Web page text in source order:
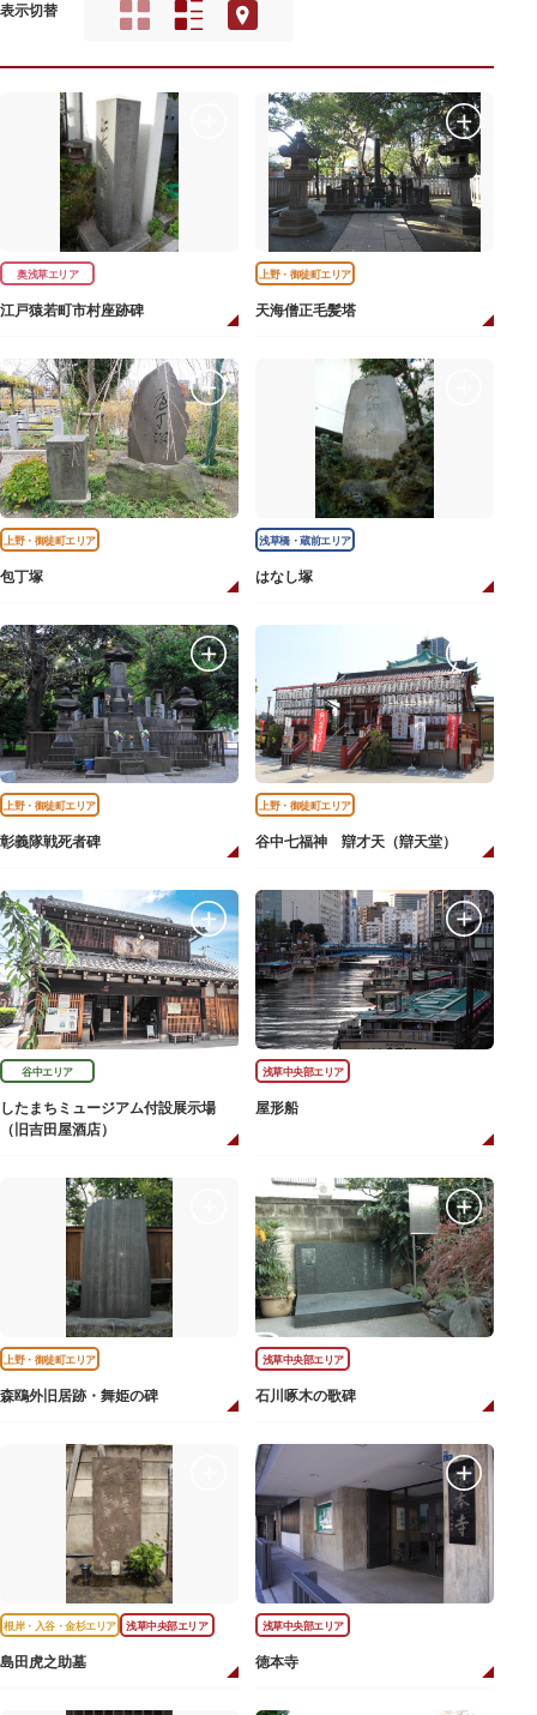
表示切替
奥浅草エリア
江戸猿若町市村座跡碑
上野・御徒町エリア
天海僧正毛髪塔
上野・御徒町エリア
包丁塚
浅草橋・蔵前エリア
はなし塚
上野・御徒町エリア
彰義隊戦死者碑
上野・御徒町エリア
谷中七福神 辯才天（辯天堂）
谷中エリア
したまちミュージアム付設展示場
（旧吉田屋酒店）
浅草中央部エリア
屋形船
上野・御徒町エリア
森鴎外旧居跡・舞姫の碑
浅草中央部エリア
石川啄木の歌碑
根岸・入谷・金杉エリア 浅草中央部エリア
島田虎之助墓
浅草中央部エリア
徳本寺